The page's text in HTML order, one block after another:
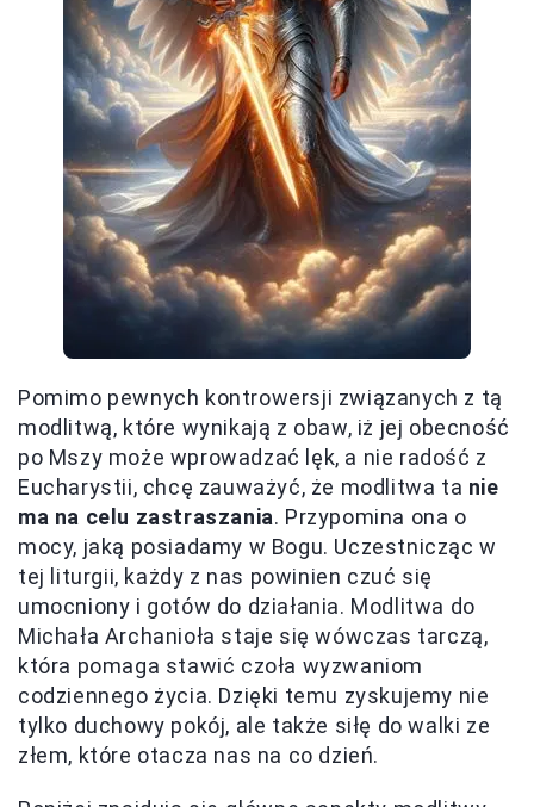
Pomimo pewnych kontrowersji związanych z tą
modlitwą, które wynikają z obaw, iż jej obecność
po Mszy może wprowadzać lęk, a nie radość z
Eucharystii, chcę zauważyć, że modlitwa ta nie
ma na celu zastraszania. Przypomina ona o
mocy, jaką posiadamy w Bogu. Uczestnicząc w
tej liturgii, każdy z nas powinien czuć się
umocniony i gotów do działania. Modlitwa do
Michała Archanioła staje się wówczas tarczą,
która pomaga stawić czoła wyzwaniom
codziennego życia. Dzięki temu zyskujemy nie
tylko duchowy pokój, ale także siłę do walki ze
złem, które otacza nas na co dzień.